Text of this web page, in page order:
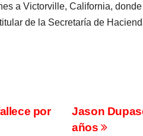
a Victorville, California, donde
de la Secretaría de
Jason
años
por